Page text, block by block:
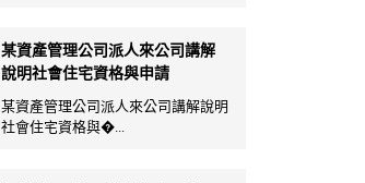
某資產管理公司派人來公司講解
說明社會住宅資格與申請
某資產管理公司派人來公司講解說明
社會住宅資格與�...